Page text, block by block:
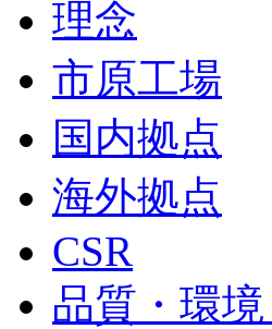
理念
市原工場
国内拠点
海外拠点
CSR
品質・環